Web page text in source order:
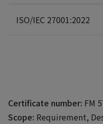
ISO/IEC 27001:2022
Certificate number: FM
Scope: Requirement,